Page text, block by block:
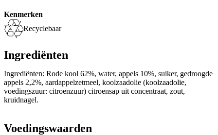
Kenmerken
Recyclebaar
Ingrediënten
Ingrediënten: Rode kool 62%, water, appels 10%, suiker, gedroogde
appels 2,2%, aardappelzetmeel, koolzaadolie (koolzaadolie,
voedingszuur: citroenzuur) citroensap uit concentraat, zout,
kruidnagel.
Voedingswaarden